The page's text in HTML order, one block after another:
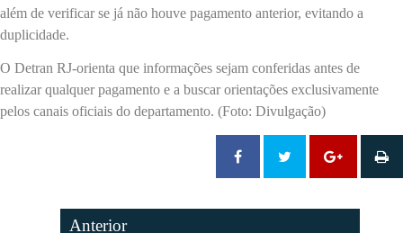
além de verificar se já não houve pagamento anterior, evitando a
duplicidade.
O Detran RJ-orienta que informações sejam conferidas antes de
realizar qualquer pagamento e a buscar orientações exclusivamente
pelos canais oficiais do departamento. (Foto: Divulgação)
Anterior